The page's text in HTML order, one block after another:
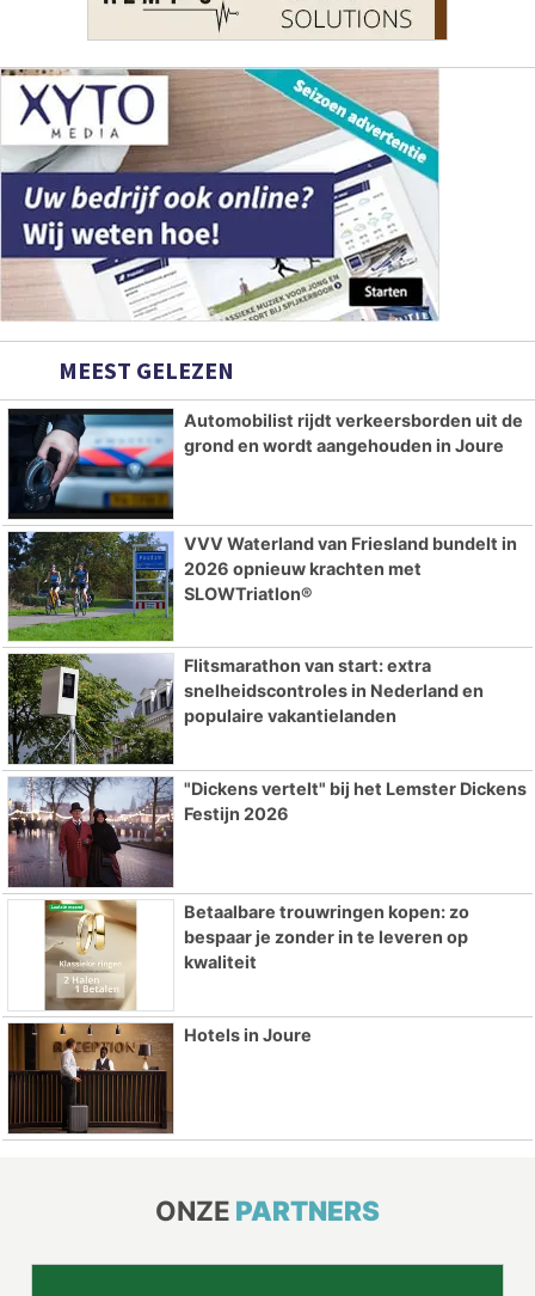
MEEST GELEZEN
Automobilist rijdt verkeersborden uit de
grond en wordt aangehouden in Joure
VVV Waterland van Friesland bundelt in
2026 opnieuw krachten met
SLOWTriatlon®
Flitsmarathon van start: extra
snelheidscontroles in Nederland en
populaire vakantielanden
"Dickens vertelt" bij het Lemster Dickens
Festijn 2026
Betaalbare trouwringen kopen: zo
bespaar je zonder in te leveren op
kwaliteit
Hotels in Joure
ONZE PARTNERS